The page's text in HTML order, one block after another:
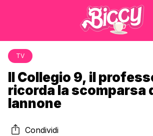
TV
Il Collegio 9, il
ricorda la scomparsa
Iannone
Condividi